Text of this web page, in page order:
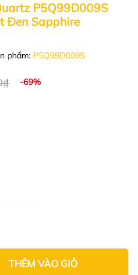
P5Q99D009S
Đen Sapphire
phẩm: P5Q99D009S
-69%
THÊM VÀO GIỎ